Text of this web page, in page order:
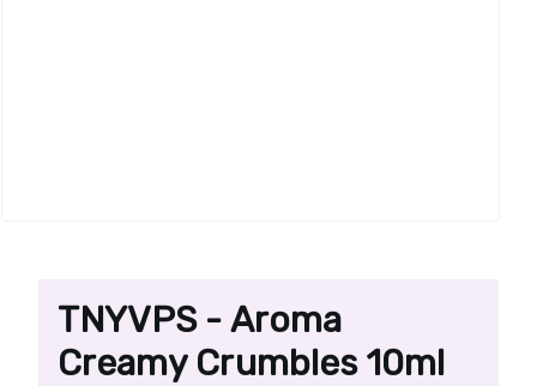
TNYVPS - Aroma
Creamy Crumbles 10ml